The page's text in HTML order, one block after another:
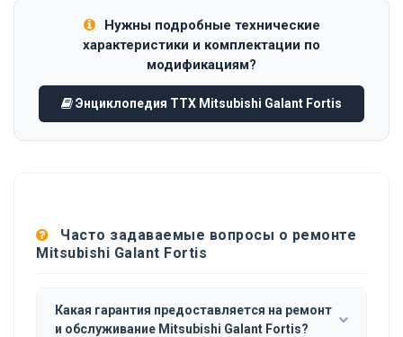
Нужны подробные технические
характеристики и комплектации по
модификациям?
Энциклопедия ТТХ Mitsubishi Galant Fortis
Часто задаваемые вопросы о ремонте
Mitsubishi Galant Fortis
Какая гарантия предоставляется на ремонт
и обслуживание Mitsubishi Galant Fortis?